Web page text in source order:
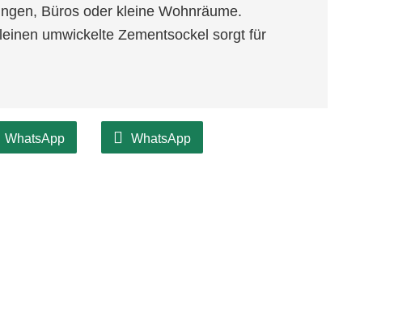
Büros oder kleine Wohnräume.
umwickelte Zementsockel sorgt für
WhatsApp WhatsApp